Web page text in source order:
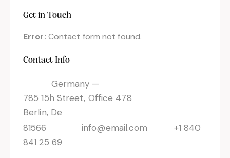
Get in Touch
Error: Contact form not found.
Contact Info
Germany —
785 15h Street, Office 478
Berlin, De
81566
info@email.com
+1 840
841 25 69